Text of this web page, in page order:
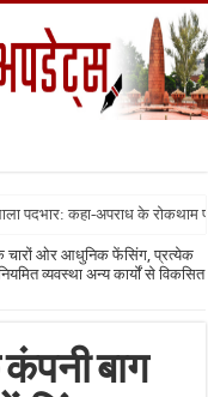
पदभार: कहा-अपराध के रोकथाम
चारों ओर आधुनिक फेंसिंग, प्रत्येक
व्यवस्था अन्य कार्यों से विकसित
बाग